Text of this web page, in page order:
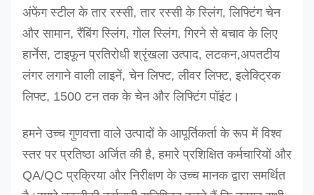
अंफेंग स्टील के तार रस्सी, तार रस्सी के स्लिंग, लिफ्टिंग चेन
और सामान, रैंबिंग स्लिंग, गोल स्लिंग, गिरने से बचाव के लिए
हार्नेस, टाइफून प्रतिरोधी श्रृंखला उत्पाद, लटकन,अपतटीय
लंगर लगाने वाली लाइनें, चेन लिफ्ट, लीवर लिफ्ट, इलेक्ट्रिक
लिफ्ट, 1500 टन तक के चेन और लिफ्टिंग पॉइंट।
हमने उच्च गुणवत्ता वाले उत्पादों के आपूर्तिकर्ता के रूप में विश्व
स्तर पर प्रतिष्ठा अर्जित की है, हमारे प्रशिक्षित कर्मचारियों और
QA/QC प्रक्रिया और निरीक्षण के उच्च मानक द्वारा समर्थित